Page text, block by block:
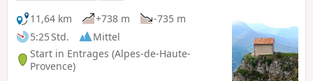
11,64 km
+738 m
-735 m
5:25 Std.
Mittel
Start in Entrages (Alpes-de-Haute-
Provence)